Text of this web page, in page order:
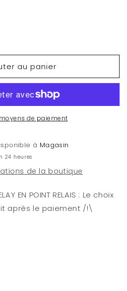
au panier
de paiement
à Magasin
24 heures
de la boutique
EN POINT RELAIS : Le choix
après le paiement /!\